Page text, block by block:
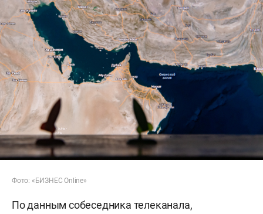
Фото: «БИЗНЕС Online»
По данным собеседника телеканала,